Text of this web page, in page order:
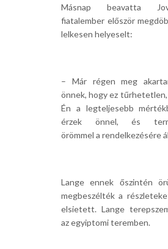
Másnap beavatta
fiatalember először
lelkesen helyeselt:
– Már régen meg
önnek, hogy ez tűrhetetlen,
Én a legteljesebb
érzek önnel, és
örömmel a rendelkezésére
Lange ennek őszintén
megbeszélték a
elsietett. Lange
az egyiptomi teremben.